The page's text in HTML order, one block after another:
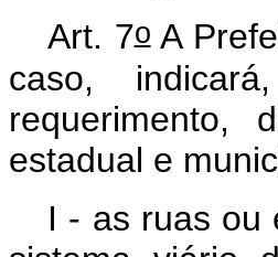
Art. 7oA
caso,
requerimento,
estadual e
I - as ruas ou